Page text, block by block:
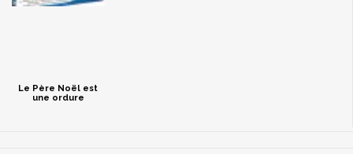
Le Père Noël est
une ordure